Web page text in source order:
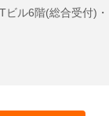
ル6階(総合受付)・